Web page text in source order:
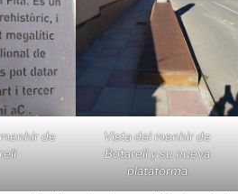
de
Vista del menhir de
Botarell y su nueva
plataforma